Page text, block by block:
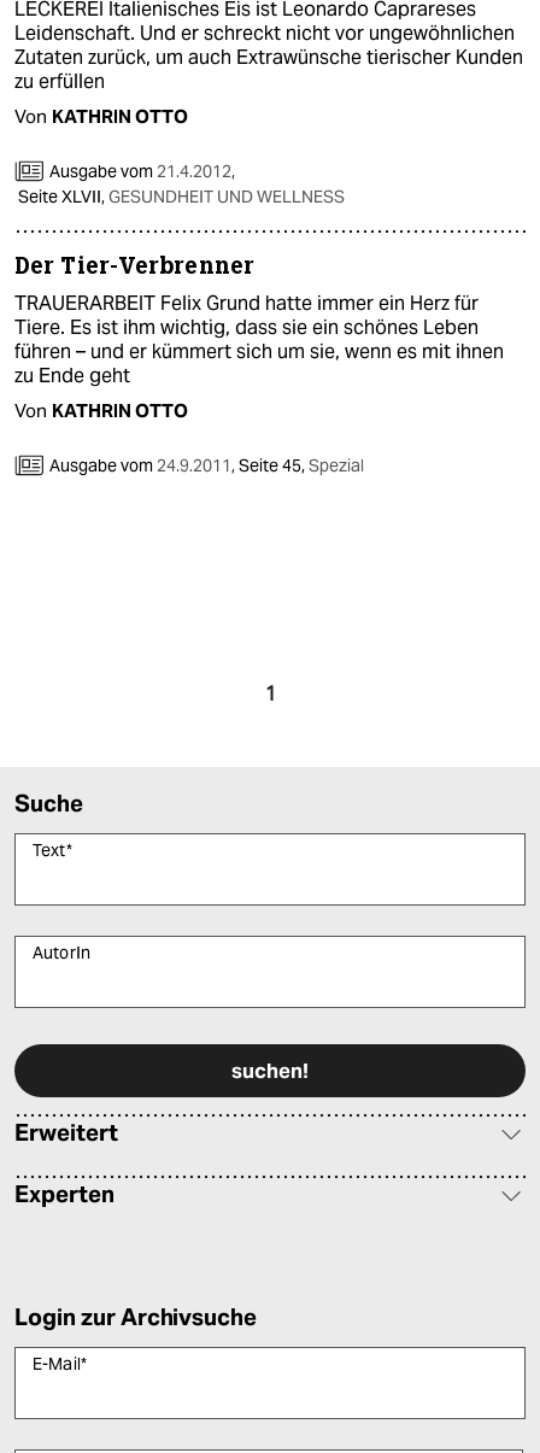
LECKEREI Italienisches Eis ist Leonardo Caprareses
Leidenschaft. Und er schreckt nicht vor ungewöhnlichen
Zutaten zurück, um auch Extrawünsche tierischer Kunden
zu erfüllen
Von KATHRIN OTTO
Ausgabe vom 21.4.2012,
Seite XLVII,GESUNDHEIT UND WELLNESS
Der Tier-Verbrenner
TRAUERARBEIT Felix Grund hatte immer ein Herz für
Tiere. Es ist ihm wichtig, dass sie ein schönes Leben
führen – und er kümmert sich um sie, wenn es mit ihnen
zu Ende geht
Von KATHRIN OTTO
Ausgabe vom 24.9.2011,Seite 45,Spezial
1
Suche
Text*
AutorIn
Erweitert
Experten
Login zur Archivsuche
E-Mail*